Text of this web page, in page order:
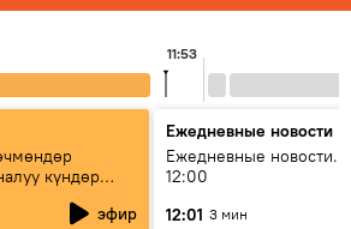
11:53
күндөр
иштери кайсы
эфир
Ежедневные новости
Ежедневные новости.
12:00
12:01 3 мин